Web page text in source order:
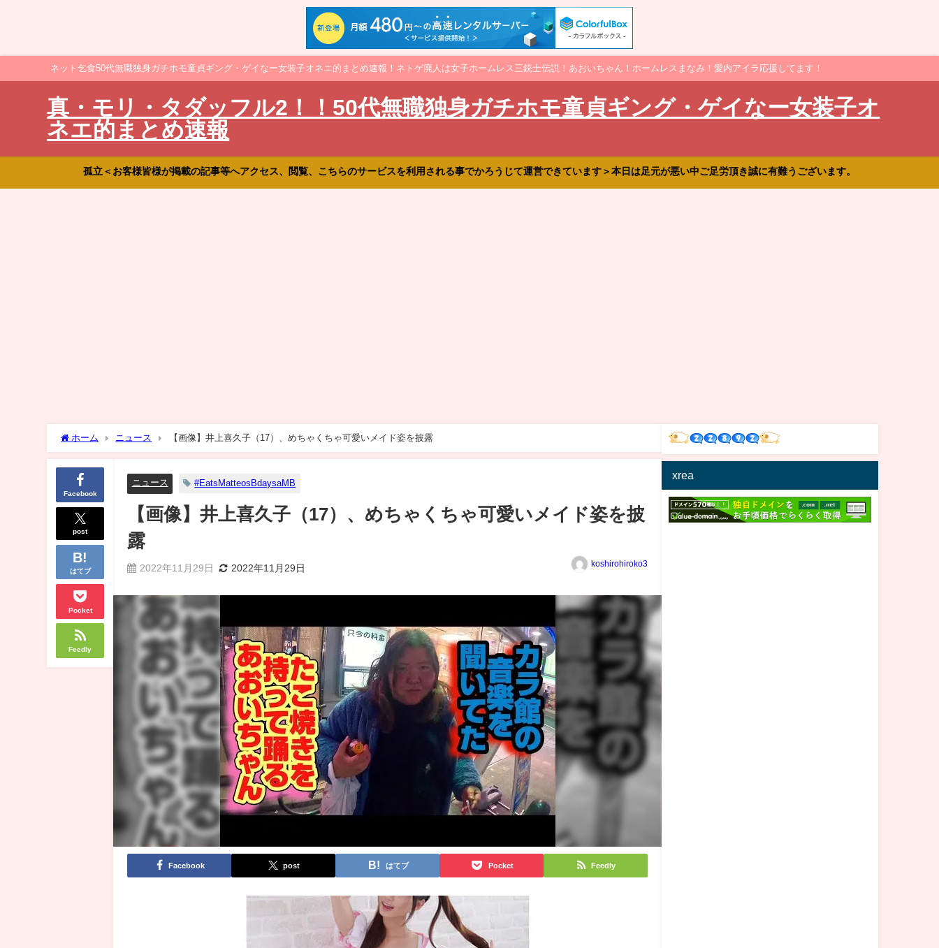
ネット乞食50代無職独身ガチホモ童貞ギング・ゲイなー女装子オネエ的まとめ速報！ネトゲ廃人は女子ホームレス三銃士伝説！あおいちゃん！ホームレスまなみ！愛内アイラ応援してます！
真・モリ・タダッフル2！！50代無職独身ガチホモ童貞ギング・ゲイなー女装子オ
ネエ的まとめ速報
孤立＜お客様皆様が掲載の記事等へアクセス、閲覧、こちらのサービスを利用される事でかろうじて運営できています＞本日は足元が悪い中ご足労頂き誠に有難うございます。
ホーム ニュース 【画像】井上喜久子（17）、めちゃくちゃ可愛いメイド姿を披露
Facebook
post
はてブ
Pocket
Feedly
ニュース #EatsMatteosBdaysaMB
【画像】井上喜久子（17）、めちゃくちゃ可愛いメイド姿を披
露
2022年11月29日 2022年11月29日 koshirohiroko3
Facebook post はてブ Pocket Feedly
xrea